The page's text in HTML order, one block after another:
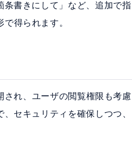
書きにして」など、追加で指
得られます。
れ、ユーザの閲覧権限も考慮
セキュリティを確保しつつ、